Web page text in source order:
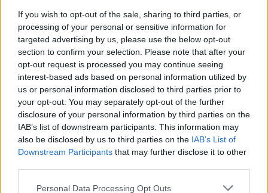
If you wish to opt-out of the sale, sharing to third parties, or
processing of your personal or sensitive information for
targeted advertising by us, please use the below opt-out
section to confirm your selection. Please note that after your
opt-out request is processed you may continue seeing
interest-based ads based on personal information utilized by
us or personal information disclosed to third parties prior to
your opt-out. You may separately opt-out of the further
disclosure of your personal information by third parties on the
IAB’s list of downstream participants. This information may
also be disclosed by us to third parties on the IAB’s List of
Downstream Participants that may further disclose it to other
Personal Data Processing Opt Outs
Gilloise trattano. Non mi risultano altri club italiani in trattativa.
L'altro club italiano che c'era, era il Napoli. Ma l'ha spiegato
anche Manna: senza uscite, il Napoli, sul terzino non fa entrare.
Si aspetta. C'è Dodò in corsia che è in attesa per il Napoli".